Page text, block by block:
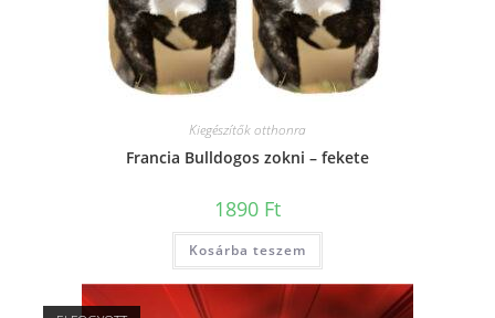
Kiegészítők otthonra
Francia Bulldogos zokni – fekete
1890 Ft
Kosárba teszem